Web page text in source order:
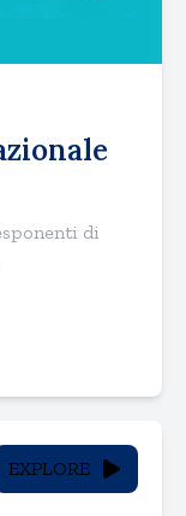
di
EXPLORE